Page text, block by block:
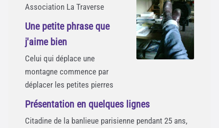
Association La Traverse
Une petite phrase que
j'aime bien
Celui qui déplace une
montagne commence par
déplacer les petites pierres
Présentation en quelques lignes
Citadine de la banlieue parisienne pendant 25 ans,